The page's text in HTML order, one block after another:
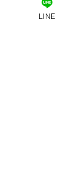
LINE